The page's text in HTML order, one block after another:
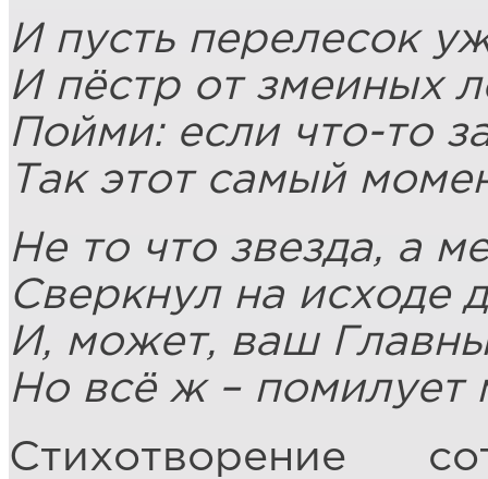
И пусть перелесок
И пёстр от змеиных
Пойми: если что-то
Так этот самый
Не то что звезда, а
Сверкнул на исходе
И, может, ваш
Но всё ж – помилует
Стихотворение